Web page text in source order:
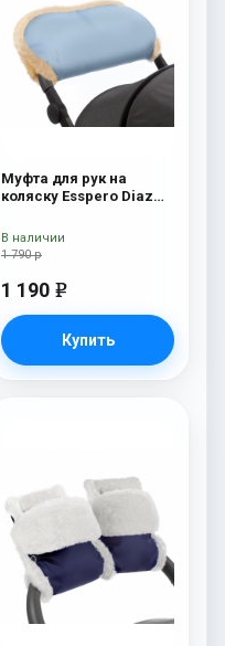
Муфта для рук на
коляску Esspero Diaz
Blue Mountain
1 790 р
1 190 e
Купить
В наличии